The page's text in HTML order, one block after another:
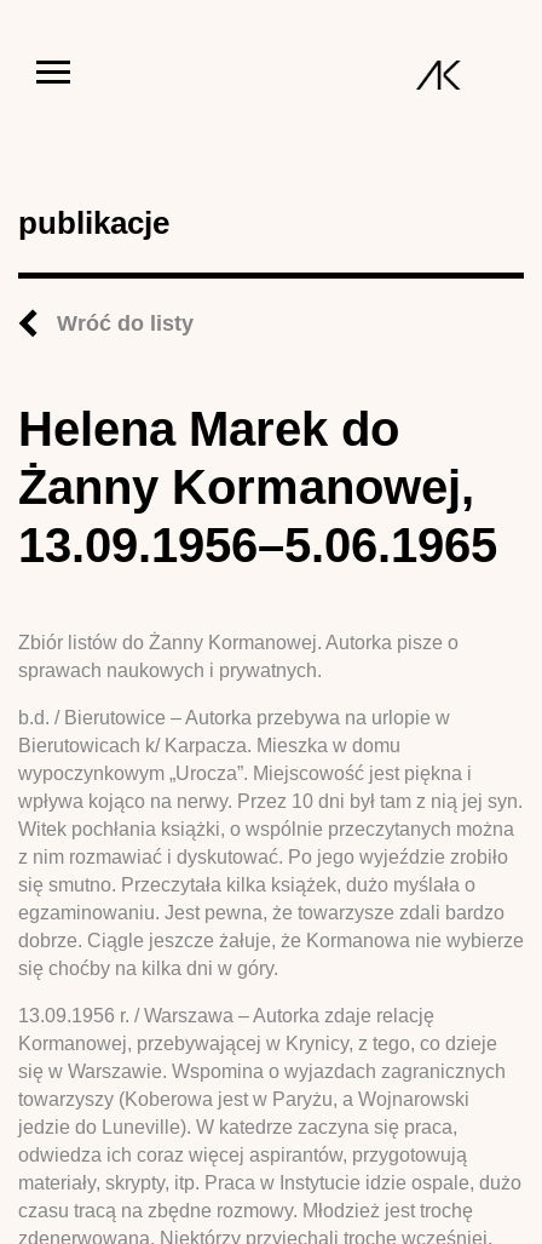
publikacje
Wróć do listy
Helena Marek do
Żanny Kormanowej,
13.09.1956–5.06.1965
Zbiór listów do Żanny Kormanowej. Autorka pisze o
sprawach naukowych i prywatnych.
b.d. / Bierutowice – Autorka przebywa na urlopie w
Bierutowicach k/ Karpacza. Mieszka w domu
wypoczynkowym „Urocza”. Miejscowość jest piękna i
wpływa kojąco na nerwy. Przez 10 dni był tam z nią jej syn.
Witek pochłania książki, o wspólnie przeczytanych można
z nim rozmawiać i dyskutować. Po jego wyjeździe zrobiło
się smutno. Przeczytała kilka książek, dużo myślała o
egzaminowaniu. Jest pewna, że towarzysze zdali bardzo
dobrze. Ciągle jeszcze żałuje, że Kormanowa nie wybierze
się choćby na kilka dni w góry.
13.09.1956 r. / Warszawa – Autorka zdaje relację
Kormanowej, przebywającej w Krynicy, z tego, co dzieje
się w Warszawie. Wspomina o wyjazdach zagranicznych
towarzyszy (Koberowa jest w Paryżu, a Wojnarowski
jedzie do Luneville). W katedrze zaczyna się praca,
odwiedza ich coraz więcej aspirantów, przygotowują
materiały, skrypty, itp. Praca w Instytucie idzie ospale, dużo
czasu tracą na zbędne rozmowy. Młodzież jest trochę
zdenerwowana. Niektórzy przyjechali trochę wcześniej,